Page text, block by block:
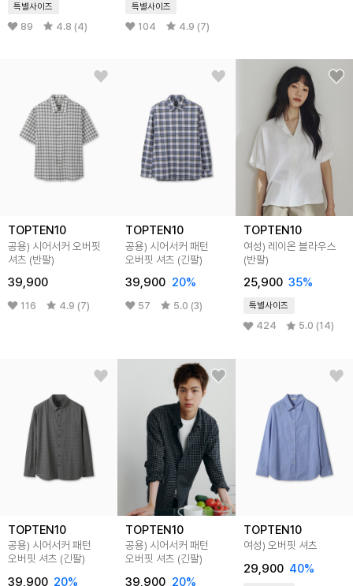
특별사이즈
89 4.8 (4)
특별사이즈
104 4.9 (7)
TOPTEN10
공용) 시어서커 오버핏
셔츠 (반팔)
39,900
116 4.9 (7)
TOPTEN10
공용) 시어서커 패턴
오버핏 셔츠 (긴팔)
39,900 20%
57 5.0 (3)
TOPTEN10
여성) 레이온 블라우스
(반팔)
25,900 35%
특별사이즈
424 5.0 (14)
TOPTEN10
공용) 시어서커 패턴
오버핏 셔츠 (긴팔)
39,900 20%
TOPTEN10
공용) 시어서커 패턴
오버핏 셔츠 (긴팔)
39,900 20%
TOPTEN10
여성) 오버핏 셔츠
29,900 40%